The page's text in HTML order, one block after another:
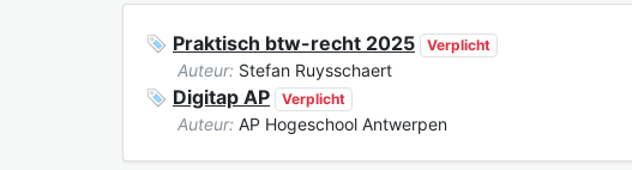
Praktisch btw-recht 2025 Verplicht
Auteur: Stefan Ruysschaert
Digitap AP Verplicht
Auteur: AP Hogeschool Antwerpen